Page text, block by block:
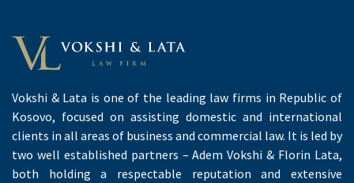
Vokshi & Lata is one of the leading law firms in Republic of
Kosovo, focused on assisting domestic and international
clients in all areas of business and commercial law. It is led by
two well established partners – Adem Vokshi & Florin Lata,
both holding a respectable reputation and extensive